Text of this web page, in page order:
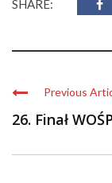
SHARE:
Previous
26. Finał